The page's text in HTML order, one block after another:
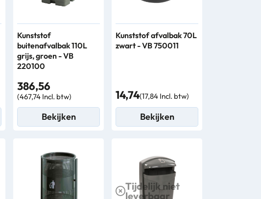
Kunststof
buitenafvalbak 110L
grijs, groen - VB
220100
386,56
(467,74 Incl. btw)
Bekijken
Kunststof afvalbak 70L
zwart - VB 750011
14,74(17,84 Incl. btw)
Bekijken
Tijdelijk niet
leverbaar